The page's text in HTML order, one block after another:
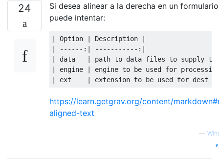
24
Si desea alinear a la derecha en un
puede intentar:
| Option | Description |
| ------:| -----------:|
| data   | path to data files to supply
| engine | engine to be used for
https://learn.getgrav.org/content/
aligned-text
—